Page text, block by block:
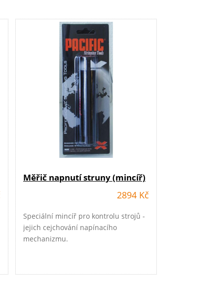
Měřič napnutí struny (mincíř)
2894 Kč
Speciální mincíř pro kontrolu strojů -
jejich cejchování napínacího
mechanizmu.